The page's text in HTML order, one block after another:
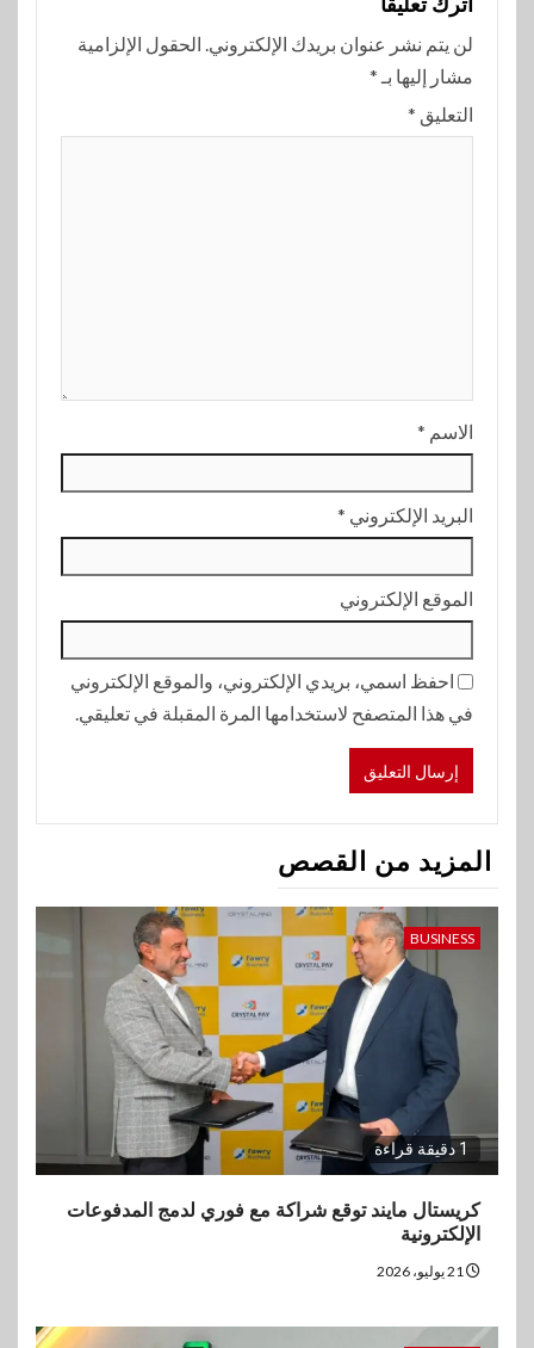
لن يتم نشر عنوان بريدك الإلكتروني. الحقول الإلزامية
مشار إليها بـ *
التعليق *
الاسم *
البريد الإلكتروني *
الموقع الإلكتروني
احفظ اسمي، بريدي الإلكتروني، والموقع الإلكتروني
في هذا المتصفح لاستخدامها المرة المقبلة في تعليقي.
المزيد من القصص
BUSINESS
1 دقيقة قراءة
كريستال مايند توقع شراكة مع فوري لدمج المدفوعات
الإلكترونية